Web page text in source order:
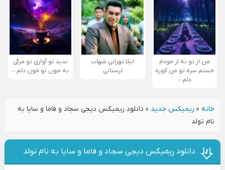
من از تو نه از خودم
خستم سره تو من کوره
دلم –
لیلا تهرانی شهاب
لرستانی
ندید تو آواری تو مرگی
به جون تو خون دلم –
خانه» ریمیکس جدید » دانلود ریمیکس دیجی سجاد و فاما و سایا به
نام تولد
دانلود ریمیکس دیجی سجاد و فاما و سایا به نام تولد